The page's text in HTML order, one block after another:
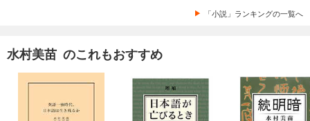
「小説」ランキングの一覧へ
水村美苗 のこれもおすすめ